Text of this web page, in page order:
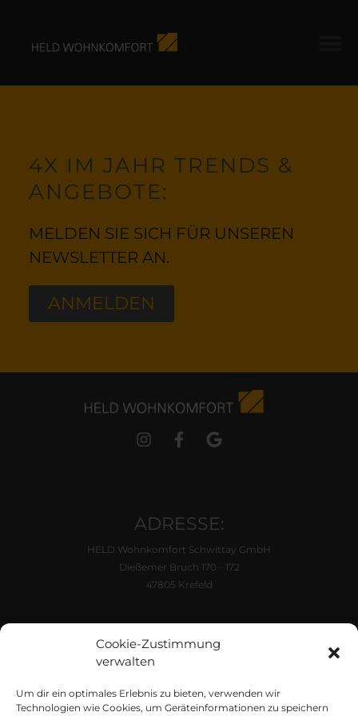
Cookie-Zustimmung
verwalten
Um dir ein optimales Erlebnis zu bieten, verwenden wir
Technologien wie Cookies, um Geräteinformationen zu speichern
4X IM JAHR TRENDS &
ANGEBOTE:
MELDEN SIE SICH FÜR UNSEREN
NEWSLETTER AN.
ANMELDEN
ADRESSE:
HELD Wohnkomfort Schwittay GmbH
Dießemer Bruch 170 - 172
47805 Krefeld
Di. - Fr. 10:00 - 18:00 Uhr
KONTAKT